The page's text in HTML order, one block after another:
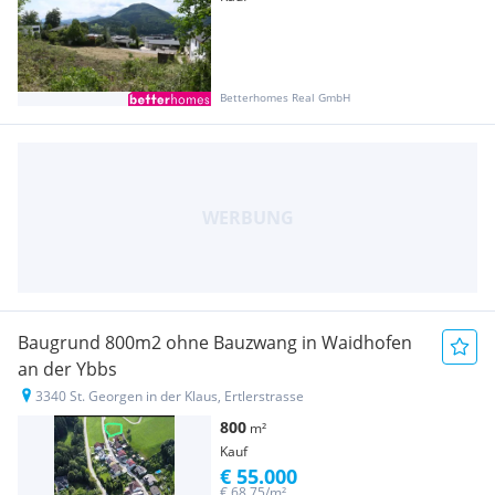
Betterhomes Real GmbH
Baugrund 800m2 ohne Bauzwang in Waidhofen
an der Ybbs
3340 St. Georgen in der Klaus, Ertlerstrasse
800 m²
Kauf
€ 55.000